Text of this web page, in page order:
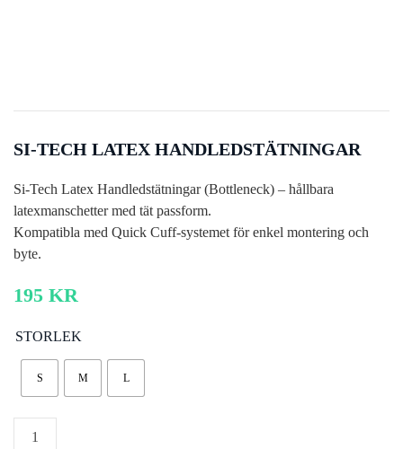
SI-TECH LATEX HANDLEDSTÄTNINGAR
Si-Tech Latex Handledstätningar (Bottleneck) – hållbara
latexmanschetter med tät passform.
Kompatibla med Quick Cuff-systemet för enkel montering och
byte.
195 KR
STORLEK
S M L